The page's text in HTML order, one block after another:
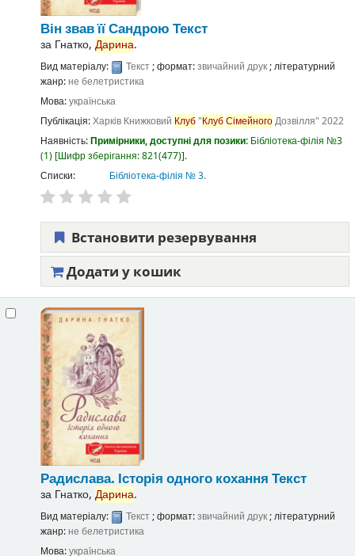
Він звав її Сандрою Текст
за Гнатко, Дарина.
Вид матеріалу: Текст; формат:звичайний друк; літературний
жанр:не белетристика
Мова:українська
Публікація:Харків Книжковий Клуб"КлубСімейногоДозвілля" 2022
Наявність:Примірники, доступні для позики: Бібліотека-філія №3
(1) Шифр зберігання:821(477) .
Списки:
Бібліотека-філія № 3.
Встановити резервування
Додати у кошик
Радислава. Історія одного кохання Текст
за Гнатко, Дарина.
Вид матеріалу: Текст; формат:звичайний друк; літературний
жанр: не белетристика
Мова:українська